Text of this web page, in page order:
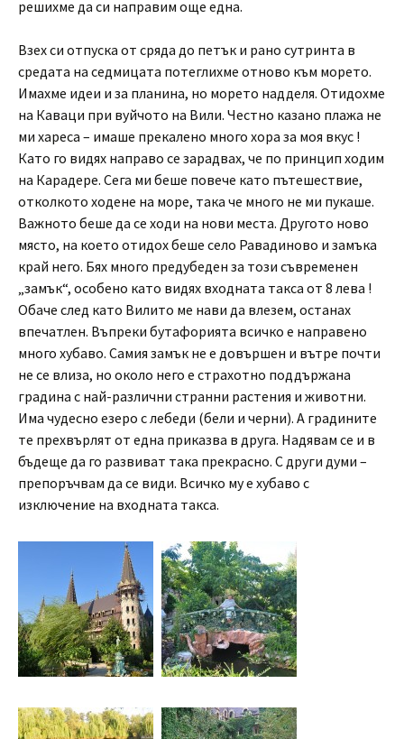
решихме да си направим още една.
Взех си отпуска от сряда до петък и рано сутринта в
средата на седмицата потеглихме отново към морето.
Имахме идеи и за планина, но морето надделя. Отидохме
на Каваци при вуйчото на Вили. Честно казано плажа не
ми хареса – имаше прекалено много хора за моя вкус !
Като го видях направо се зарадвах, че по принцип ходим
на Карадере. Сега ми беше повече като пътешествие,
отколкото ходене на море, така че много не ми пукаше.
Важното беше да се ходи на нови места. Другото ново
място, на което отидох беше село Равадиново и замъка
край него. Бях много предубеден за този съвременен
„замък“, особено като видях входната такса от 8 лева !
Обаче след като Вилито ме нави да влезем, останах
впечатлен. Въпреки бутафорията всичко е направено
много хубаво. Самия замък не е довършен и вътре почти
не се влиза, но около него е страхотно поддържана
градина с най-различни странни растения и животни.
Има чудесно езеро с лебеди (бели и черни). А градините
те прехвърлят от една приказва в друга. Надявам се и в
бъдеще да го развиват така прекрасно. С други думи –
препоръчвам да се види. Всичко му е хубаво с
изключение на входната такса.